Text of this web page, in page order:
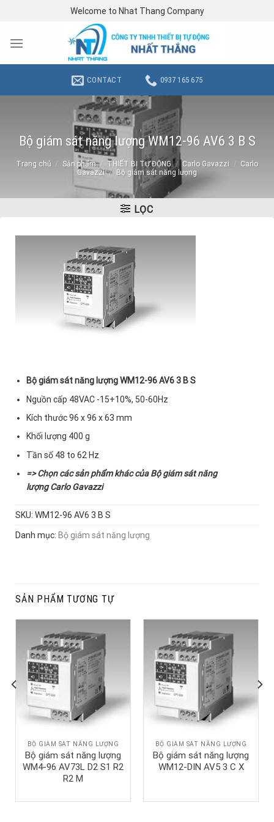
content
Welcome to Nhat Thang Company
CONTACT 0937 165 675
Bộ giám sát năng lượng WM12-96 AV6 3 B S
Trang chủ / Sản phẩm / THIẾT BỊ TỰ ĐỘNG / Carlo Gavazzi / Carlo
Gavazzi / Bộ giám sát năng lượng
LỌC
Bộ giám sát năng lượng WM12-96 AV6 3 B S
Nguồn cấp 48VAC -15+10%, 50-60Hz
Kích thước 96 x 96 x 63 mm
Khối lượng 400 g
Tần số 48 to 62 Hz
=> Chọn các sản phẩm khác củaBộ giám sát năng
lượng Carlo Gavazzi
SKU: WM12-96 AV6 3 B S
Danh mục: Bộ giám sát năng lượng
SẢN PHẨM TƯƠNG TỰ
BỘ GIÁM SÁT NĂNG LƯỢNG
Bộ giám sát năng lượng
WM4-96 AV73L D2 S1 R2
R2 M
BỘ GIÁM SÁT NĂNG LƯỢNG
Bộ giám sát năng lượng
WM12-DIN AV5 3 C X